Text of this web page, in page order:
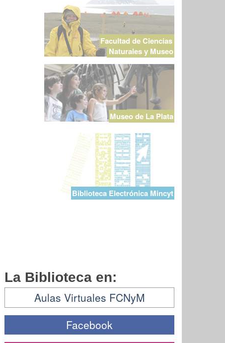
Facultad de Ciencias
Naturales y Museo
Museo de La Plata
Biblioteca Electrónica Mincyt
La Biblioteca en:
Aulas Virtuales FCNyM
Facebook